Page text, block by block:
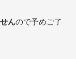
んので予めご了